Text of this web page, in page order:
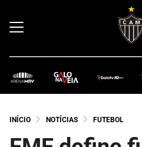
INÍCIO NOTÍCIAS FUTEBOL